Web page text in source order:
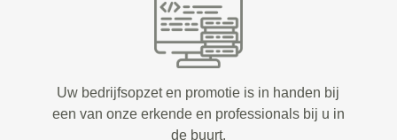
Uw bedrijfsopzet en promotie is in handen bij
een van onze erkende en professionals bij u in
de buurt.